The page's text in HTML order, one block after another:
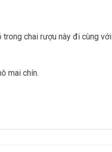
chai rượu này đi cùng
mai chín.